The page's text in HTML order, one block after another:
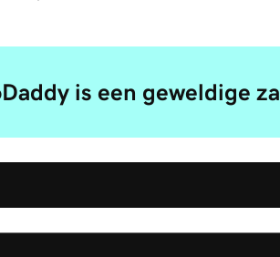
is een geweldige